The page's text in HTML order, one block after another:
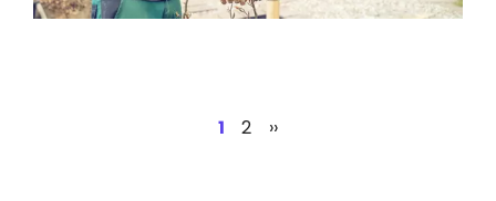
Page
1 Page
2
Page
››